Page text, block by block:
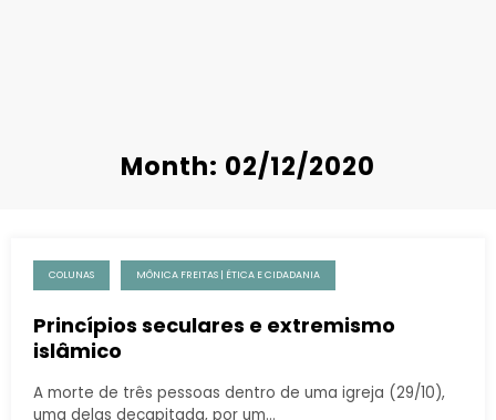
Month: 02/12/2020
COLUNAS MÔNICA FREITAS | ÉTICA E CIDADANIA
Princípios seculares e extremismo
islâmico
A morte de três pessoas dentro de uma igreja (29/10),
uma delas decapitada, por um…